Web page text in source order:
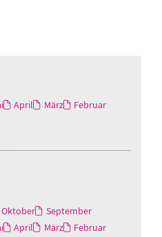
April März
Februar
Oktober
September
April März
Februar